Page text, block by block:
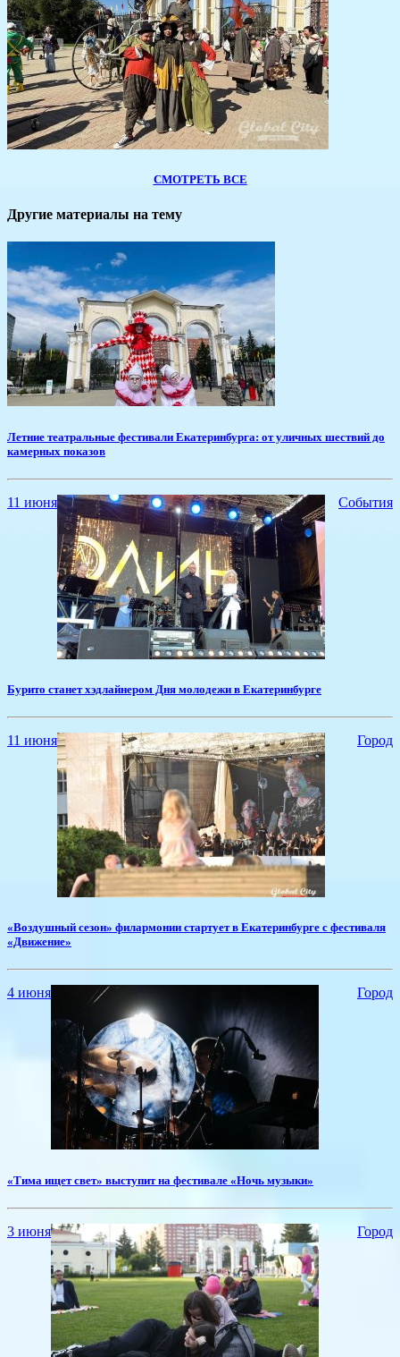
СМОТРЕТЬ ВСЕ
Другие материалы на тему
Летние театральные фестивали Екатеринбурга: от уличных шествий до
камерных показов
11 июня События
​Бурито станет хэдлайнером Дня молодежи в Екатеринбурге
11 июня Город
​«Воздушный сезон» филармонии стартует в Екатеринбурге с фестиваля
«Движение»
4 июня Город
​«Тима ищет свет» выступит на фестивале «Ночь музыки»
3 июня Город